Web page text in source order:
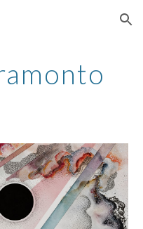
Skip to navigation